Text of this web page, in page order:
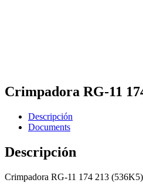
Crimpadora RG-11
Descripción
Documents
Descripción
Crimpadora RG-11 174 213 (536K5)